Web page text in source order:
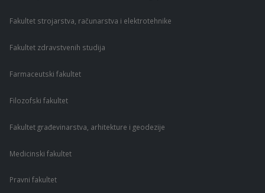
Fakultet strojarstva, računarstva i elektrotehnike
Fakultet zdravstvenih studija
Farmaceutski fakultet
Filozofski fakultet
Fakultet građevinarstva, arhitekture i geodezije
Medicinski fakultet
Pravni fakultet